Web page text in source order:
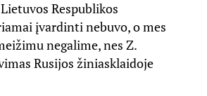
Respublikos
įvardinti nebuvo, o mes
negalime, nes Z.
Rusijos žiniasklaidoje